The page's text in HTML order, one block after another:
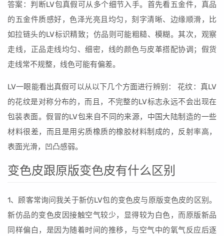
答案：判断LV包真假可从多个细节入手。首先看五金件，真品
的五金件质感好，色泽光亮且均匀，刻字清晰、边缘顺滑，比
如拉链头的LV标识精致；仿品则可能粗糙、模糊。其次，观察
走线，正品走线均匀、细密，线的颜色与皮革搭配协调；假货
走线常不规整，线色可能有偏差。
LV一眼能看出真假可以从以下几个方面进行辨别： 花纹：真LV
的花纹是对称分布的，而且，不完整的LV标志永远不会出现在
包装表面。假冒的LV包来自不同的来源，中国大陆制造的一些
材料很差，而且是用劣质橡质的橡胶材料制成的，反射率高，
表面光滑，凹凸感弱。
变色皮跟原版变色皮有什么区别
1、顾客常询问我关于新仿LV包的变色皮与原版变色皮的区别。
新仿品的变色皮因接触空气较少，显得较为白色，而原版新品
同样偏白，是因为随着时间的推移，与空气中的氧气反应后逐